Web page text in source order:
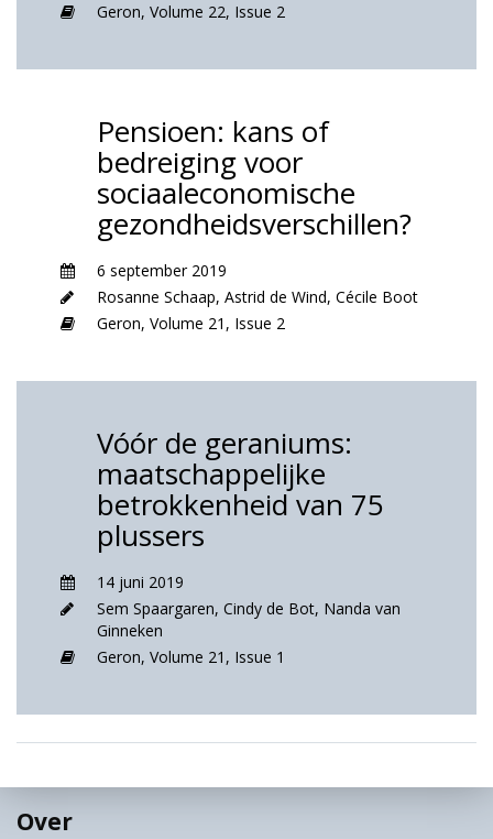
Geron, Volume 22, Issue 2
Pensioen: kans of
bedreiging voor
sociaaleconomische
gezondheidsverschillen?
6 september 2019
Rosanne Schaap, Astrid de Wind, Cécile Boot
Geron, Volume 21, Issue 2
Vóór de geraniums:
maatschappelijke
betrokkenheid van 75
plussers
14 juni 2019
Sem Spaargaren, Cindy de Bot, Nanda van
Ginneken
Geron, Volume 21, Issue 1
Over